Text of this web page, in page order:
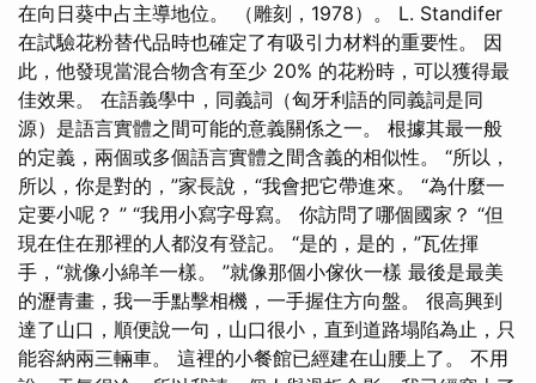
在向日葵中占主導地位。 （雕刻，1978）。 L. Standifer
在試驗花粉替代品時也確定了有吸引力材料的重要性。 因
此，他發現當混合物含有至少 20% 的花粉時，可以獲得最
佳效果。 在語義學中，同義詞（匈牙利語的同義詞是同
源）是語言實體之間可能的意義關係之一。 根據其最一般
的定義，兩個或多個語言實體之間含義的相似性。 “所以，
所以，你是對的，”家長說，“我會把它帶進來。 “為什麼一
定要小呢？ ” “我用小寫字母寫。 你訪問了哪個國家？ “但
現在住在那裡的人都沒有登記。 “是的，是的，”瓦佐揮
手，“就像小綿羊一樣。 ”就像那個小傢伙一樣 最後是最美
的瀝青畫，我一手點擊相機，一手握住方向盤。 很高興到
達了山口，順便說一句，山口很小，直到道路塌陷為止，只
能容納兩三輛車。 這裡的小餐館已經建在山腰上了。 不用